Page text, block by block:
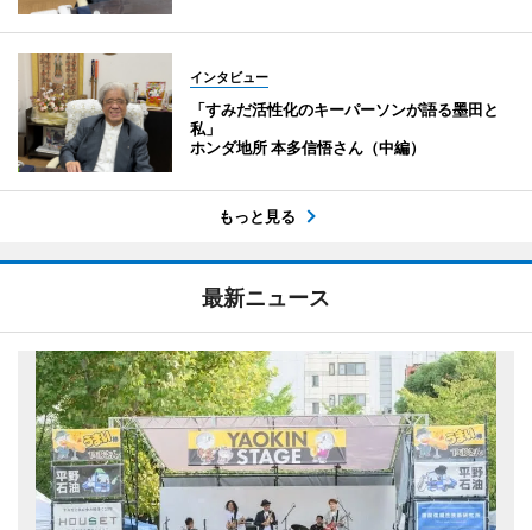
インタビュー
「すみだ活性化のキーパーソンが語る墨田と
私」
ホンダ地所 本多信悟さん（中編）
もっと見る
最新ニュース